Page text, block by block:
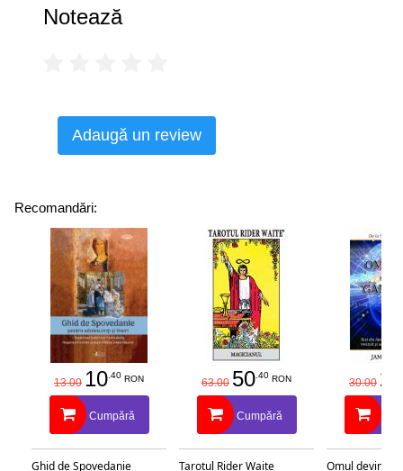
Notează
Adaugă un review
Recomandări:
13.00 10.40 RON
Cumpără
Ghid de Spovedanie
63.00 50.40 RON
Cumpără
Tarotul Rider Waite
30.00 25
Omul devine